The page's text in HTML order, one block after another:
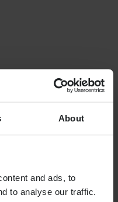
About
and ads, to
to analyse our traffic.
Zwart